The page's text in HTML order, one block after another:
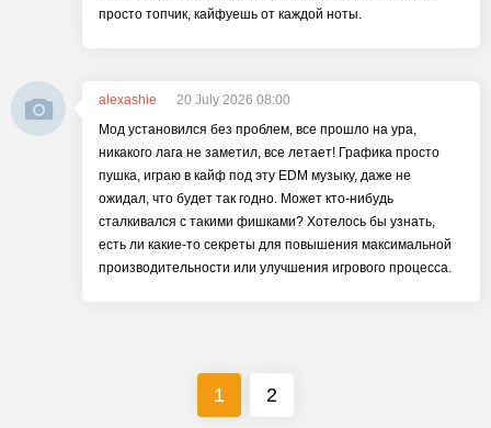
просто топчик, кайфуешь от каждой ноты.
alexashie
20 July 2026 08:00
Мод установился без проблем, все прошло на ура,
никакого лага не заметил, все летает! Графика просто
пушка, играю в кайф под эту EDM музыку, даже не
ожидал, что будет так годно. Может кто-нибудь
сталкивался с такими фишками? Хотелось бы узнать,
есть ли какие-то секреты для повышения максимальной
производительности или улучшения игрового процесса.
1 2